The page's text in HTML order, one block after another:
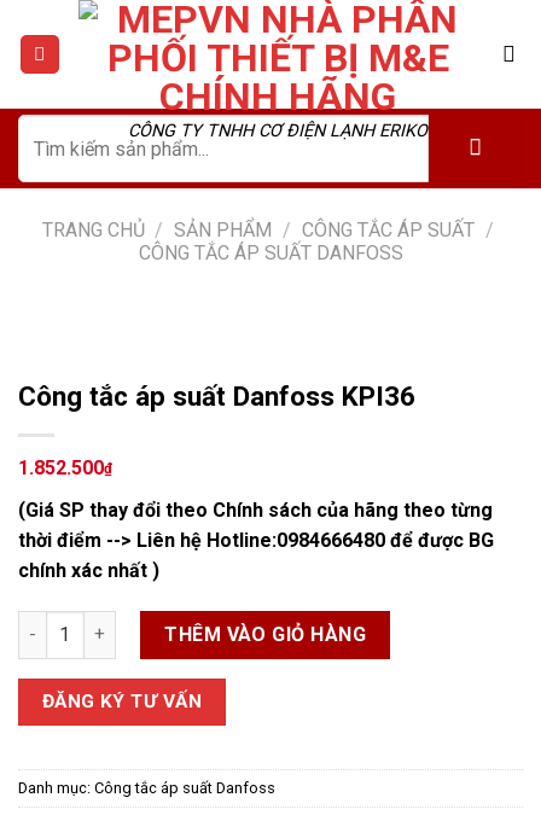
content
CÔNG TY TNHH CƠ ĐIỆN LẠNH ERIKO
kiếm:
TRANG CHỦ / SẢN PHẨM / CÔNG TẮC ÁP SUẤT /
CÔNG TẮC ÁP SUẤT DANFOSS
Công tắc áp suất Danfoss KPI36
1.852.500₫
(Giá SP thay đổi theo Chính sách của hãng theo từng
thời điểm --> Liên hệ Hotline:0984666480 để được BG
chính xác nhất )
Công tắc áp suất Danfoss KPI36 số lượng
THÊM VÀO GIỎ HÀNG
ĐĂNG KÝ TƯ VẤN
Danh mục: Công tắc áp suất Danfoss